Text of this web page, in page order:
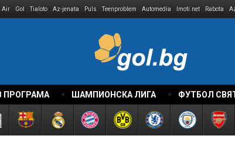
Air Gol Tialoto Az-jenata Puls Teenproblem Automedia Imoti.net Rabota
ПРОГРАМА ШАМПИОНСКА ЛИГА ФУТБОЛ